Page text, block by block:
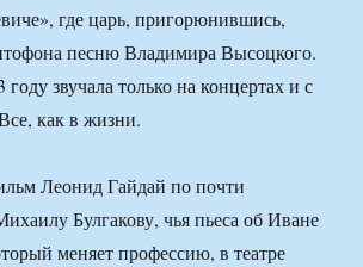
где царь, пригорюнившись,
песню Владимира Высоцкого.
году звучала только на концертах и с
как в жизни.
Леонид Гайдай по почти
Булгакову, чья пьеса об Иване
меняет профессию, в театре